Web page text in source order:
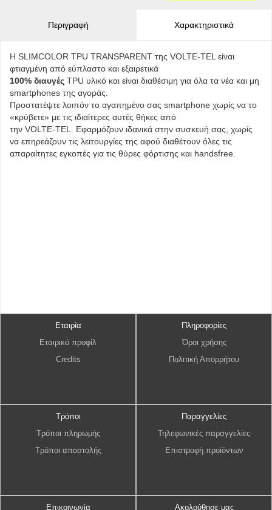
Περιγραφή Χαρακτηριστικά
Η SLIMCOLOR TPU TRANSPARENT της VOLTE-TEL είναι
φτιαγμένη από εύπλαστο και εξαιρετικά
100% διαυγές TPU υλικό και είναι διαθέσιμη για όλα τα νέα και μη
smartphones της αγοράς.
Προστατέψτε λοιπόν το αγαπημένο σας smartphone χωρίς να το
«κρύβετε» με τις ιδιαίτερες αυτές θήκες από
την VOLTE-TEL. Εφαρμόζουν ιδανικά στην συσκευή σας, χωρίς
να επηρεάζουν τις λειτουργίες της αφού διαθέτουν όλες τις
απαραίτητες εγκοπές για τις θύρες φόρτισης και handsfree.
Εταιρία
Εταιρικό προφίλ
Credits
Πληροφορίες
Όροι χρήσης
Πολιτική Απορρήτου
Τρόποι
Τρόποι πληρωμής
Τρόποι αποστολής
Παραγγελίες
Τηλεφωνικές παραγγελίες
Επιστροφή προϊόντων
Επικοινωνία Ακολούθησε μας